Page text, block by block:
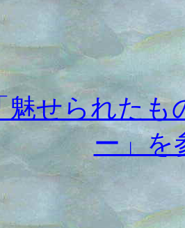
魅せられたも
ー」を